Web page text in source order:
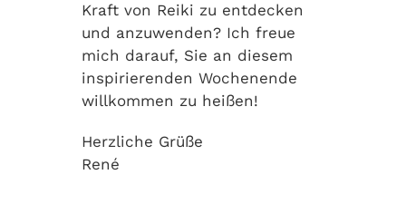
Kraft von Reiki zu entdecken
und anzuwenden? Ich freue
mich darauf, Sie an diesem
inspirierenden Wochenende
willkommen zu heißen!
Herzliche Grüße
René